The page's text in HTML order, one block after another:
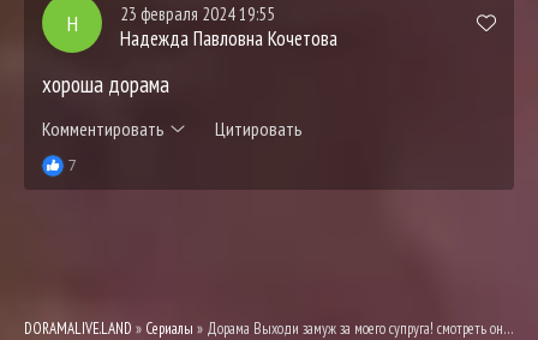
Н 23 февраля 2024 19:55
Надежда Павловна Кочетова
хороша дорама
Комментировать Цитировать
7
DORAMALIVE.LAND » Сериалы » Дорама Выходи замуж за моего супруга! смотреть онлайн